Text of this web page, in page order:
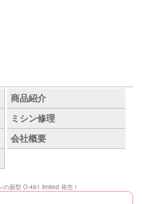
の新型 O-461 limited 発売！